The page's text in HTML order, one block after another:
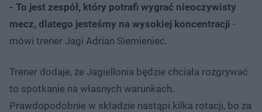
- To jest zespół, który potrafi wygrać nieoczywisty
mecz, dlatego jesteśmy na wysokiej koncentracji -
mówi trener Jagi Adrian Siemieniec.
Trener dodaje, że Jagiellonia będzie chciała rozgrywać
to spotkanie na własnych warunkach.
Prawdopodobnie w składzie nastąpi kilka rotacji, bo za